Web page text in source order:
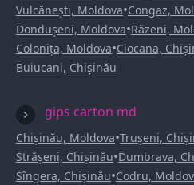
Vulcănești, Moldova•Congaz,
Dondușeni, Moldova•Răzeni,
Colonița, Moldova•Ciocana,
Buiucani, Chișinău
gips carton md
Chișinău, Moldova•Trușeni,
Strășeni, Chișinău•Dumbrava,
Sîngera, Chișinău•Codru,